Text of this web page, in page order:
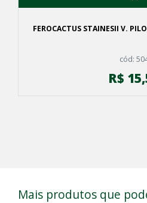
FEROCACTUS STAINESII V.
cód:
R$
Mais produtos que